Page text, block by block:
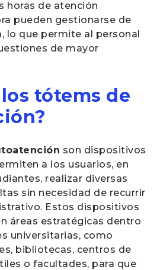
horas de atención
pueden gestionarse de
lo que permite al personal
de mayor
tótems de
son dispositivos
a los usuarios, en
realizar diversas
sin necesidad de recurrir
Estos dispositivos
áreas estratégicas dentro
universitarias, como
bibliotecas, centros de
o facultades, para que